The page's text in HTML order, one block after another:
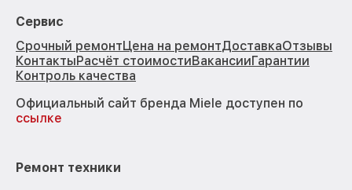
Сервис
Срочный ремонтЦена на ремонтДоставкаОтзывы
КонтактыРасчёт стоимостиВакансииГарантии
Контроль качества
Официальный сайт бренда Miele доступен по
ссылке
Ремонт техники